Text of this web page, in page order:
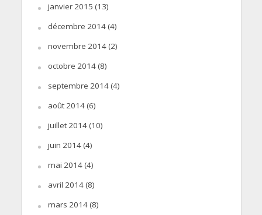
janvier 2015 (13)
décembre 2014(4)
novembre 2014(2)
octobre 2014(8)
septembre 2014(4)
août 2014(6)
juillet 2014(10)
juin 2014(4)
mai 2014(4)
avril 2014(8)
mars 2014(8)